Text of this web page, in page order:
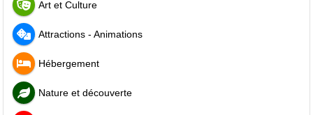
Art et Culture
Attractions - Animations
Hébergement
Nature et découverte